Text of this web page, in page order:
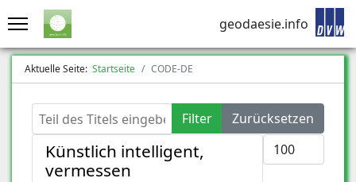
geodaesie.info
Aktuelle Seite: Startseite CODE-DE
Teil des Titels eingeben Filter
Zurücksetzen
Anzeige #
Künstlich intelligent,
vermessen